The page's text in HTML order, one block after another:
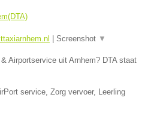
Screenshot ▼
Airportservice uit Arnhem? DTA staat
service, Zorg vervoer, Leerling